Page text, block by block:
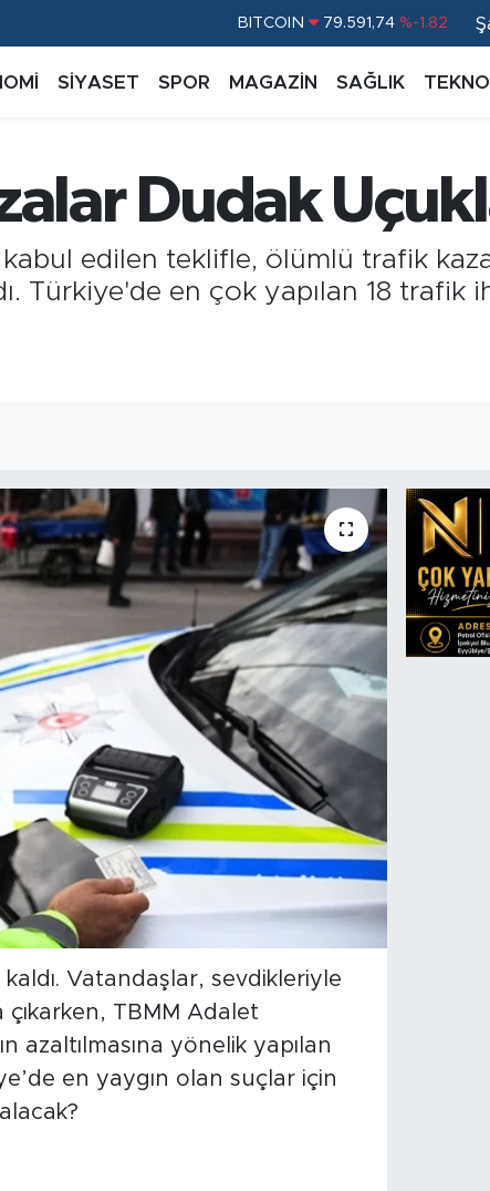
DOLAR 45,43620 %0.02
EURO 53,38690 %0.19
BİST100 14.598,00 %0
SİYASET SPOR MAGAZİN SAĞLIK
Dudak
edilen teklifle, ölümlü trafik
Türkiye'de en çok yapılan 18 trafik
Vatandaşlar, sevdikleriyle
TBMM Adalet
azaltılmasına yönelik yapılan
en yaygın olan suçlar için